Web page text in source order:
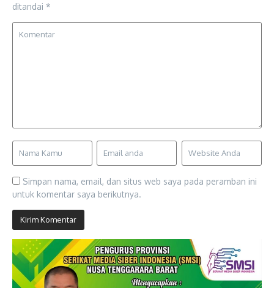
ditandai *
Simpan nama, email, dan situs web saya pada peramban ini
untuk komentar saya berikutnya.